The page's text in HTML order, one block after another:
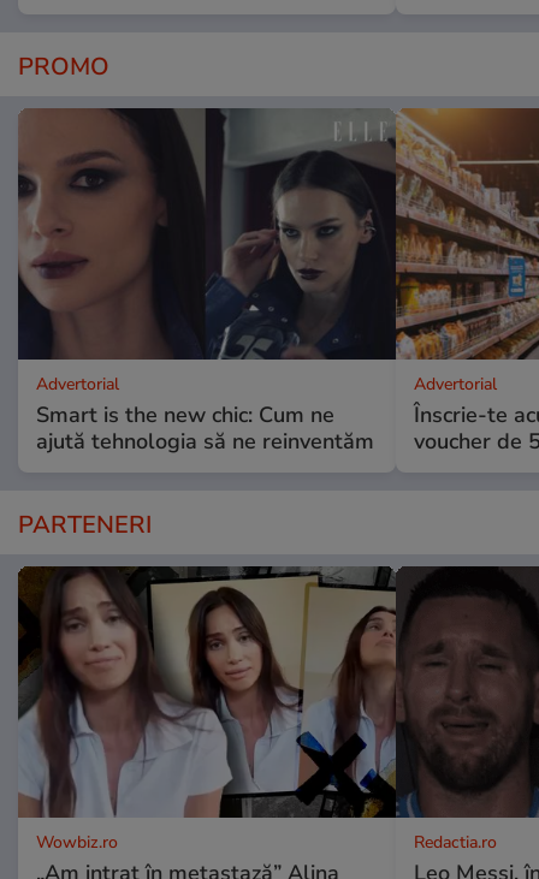
PROMO
Advertorial
Smart is the new chic: Cum ne
ajută tehnologia să ne reinventăm
Advertorial
Înscrie-te
voucher de
PARTENERI
Wowbiz.ro
„Am intrat în metastază” Alina
Redactia.ro
Leo Messi,